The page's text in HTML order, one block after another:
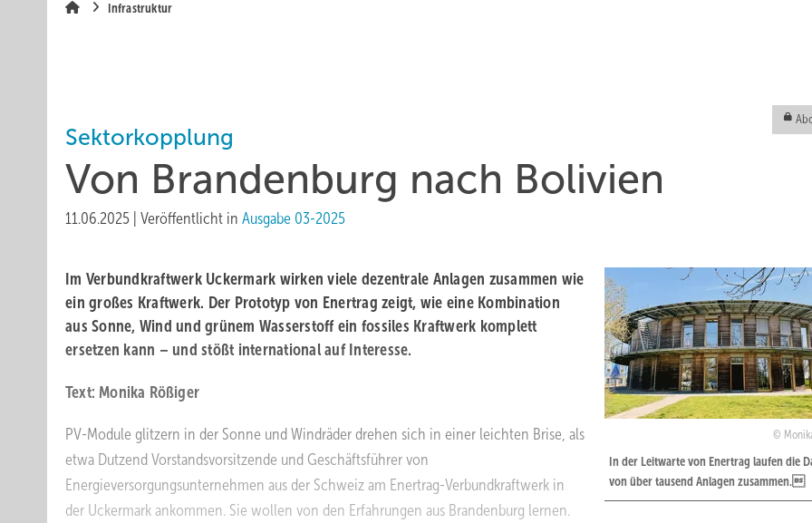
Infrastruktur
Sektorkopplung
Von Brandenburg nach Bolivien
11.06.2025 Veröffentlicht in Ausgabe 03-2025
In der Leitwarte von Enertrag laufen die
von über tausend Anlagen zusammen.
Im Verbundkraftwerk Uckermark wirken viele dezentrale Anlagen zusammen wie
ein großes Kraftwerk. Der Prototyp von Enertrag zeigt, wie eine Kombination
aus Sonne, Wind und grünem Wasserstoff ein fossiles Kraftwerk komplett
ersetzen kann – und stößt international auf Interesse.
Text: Monika Rößiger
PV-Module glitzern in der Sonne und Windräder drehen sich in einer leichten Brise, als
etwa Dutzend Vorstandsvorsitzende und Geschäftsführer von
Energieversorgungsunternehmen aus der Schweiz am Enertrag-Verbundkraftwerk in
der Uckermark ankommen. Sie wollen von den Erfahrungen aus Brandenburg lernen.